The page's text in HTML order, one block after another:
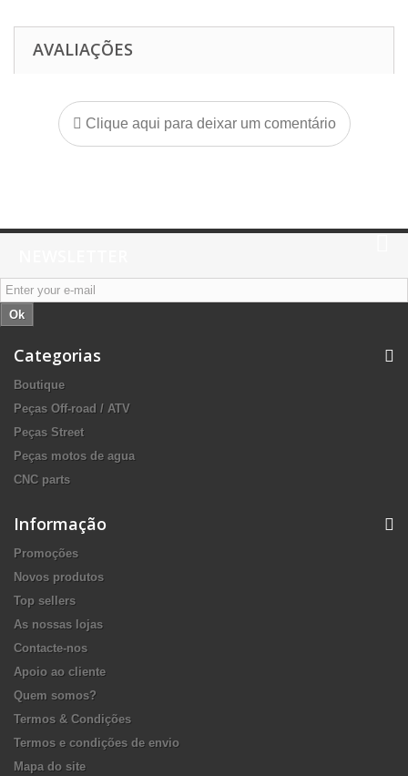
AVALIAÇÕES
Clique aqui para deixar um comentário
Ok
Categorias
Boutique
Peças Off-road / ATV
Peças Street
Peças motos de agua
CNC parts
Informação
Promoções
Novos produtos
Top sellers
As nossas lojas
Contacte-nos
Apoio ao cliente
Quem somos?
Termos & Condições
Termos e condições de envio
Mapa do site